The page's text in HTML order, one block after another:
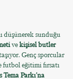
düşünerek sunduğu
vekişisel butler
Genç sporcular
eğitimi fırsatı
Parkı'na